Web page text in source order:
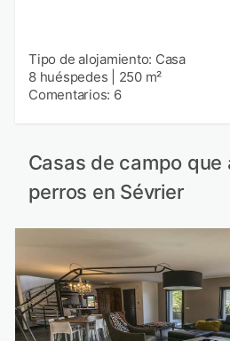
Tipo de alojamiento: Casa
8 huéspedes
250 m²
Comentarios: 6
Casas de campo que
perros en Sévrier